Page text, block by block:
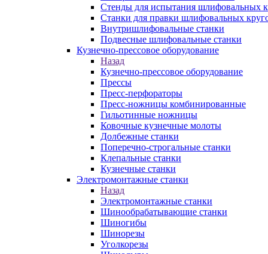
Стенды для испытания шлифовальных
Станки для правки шлифовальных
Внутришлифовальные станки
Подвесные шлифовальные станки
Кузнечно-прессовое оборудование
Назад
Кузнечно-прессовое оборудование
Прессы
Пресс-перфораторы
Пресс-ножницы комбинированные
Гильотинные ножницы
Ковочные кузнечные молоты
Долбежные станки
Поперечно-строгальные станки
Клепальные станки
Кузнечные станки
Электромонтажные станки
Назад
Электромонтажные станки
Шинообрабатывающие станки
Шиногибы
Шинорезы
Уголкорезы